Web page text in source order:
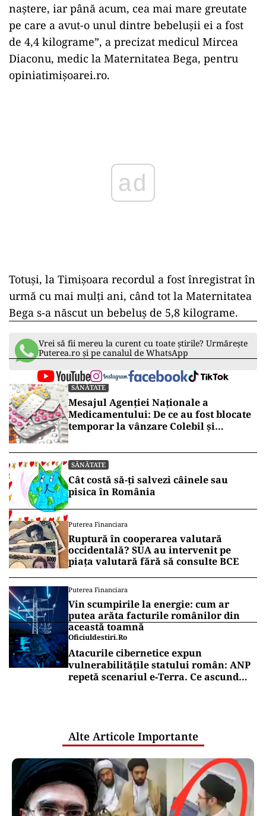
naștere, iar până acum, cea mai mare greutate
pe care a avut-o unul dintre bebelușii ei a fost
de 4,4 kilograme”, a precizat medicul Mircea
Diaconu, medic la Maternitatea Bega, pentru
opiniatimișoarei.ro.
Totuși, la Timișoara recordul a fost înregistrat în
urmă cu mai mulți ani, când tot la Maternitatea
Bega s-a născut un bebeluș de 5,8 kilograme.
Vrei să fii mereu la curent cu toate știrile? Urmărește
Puterea.ro și pe canalul de WhatsApp
SĂNĂTATE
Mesajul Agenției Naționale a
Medicamentului: De ce au fost blocate
temporar la vânzare Colebil și
SĂNĂTATE
Cât costă să-ți salvezi câinele sau
pisica în România
Puterea Financiara
Ruptură în cooperarea valutară
occidentală? SUA au intervenit pe
piața valutară fără să consulte BCE
Puterea Financiara
Vin scumpirile la energie: cum ar
putea arăta facturile românilor din
această toamnă
Oficiuldestiri.ro
Atacurile cibernetice expun
vulnerabilitățile statului român: ANP
repetă scenariul e‑Terra. Ce ascund
Alte Articole Importante